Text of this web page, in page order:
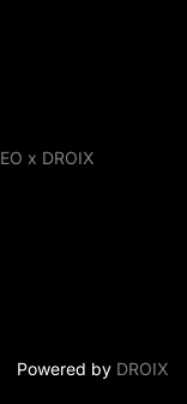
x DROIX
Powered by DROIX